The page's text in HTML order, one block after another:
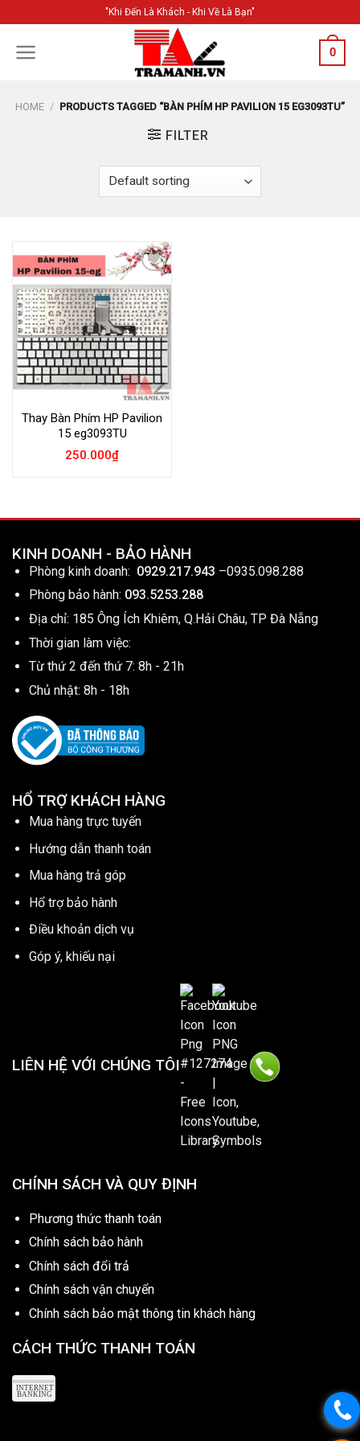
content
"Khi Đến Là Khách - Khi Về Là Bạn"
0
HOME / PRODUCTS TAGGED “BÀN PHÍM HP PAVILION 15 EG3093TU”
FILTER
Add to
Wishlist
Thay Bàn Phím HP Pavilion
15 eg3093TU
250.000₫
KINH DOANH - BẢO HÀNH
Phòng kinh doanh: 0929.217.943 –0935.098.288
Phòng bảo hành: 093.5253.288
Địa chỉ: 185 Ông Ích Khiêm, Q.Hải Châu, TP Đà Nẵng
Thời gian làm việc:
Từ thứ 2 đến thứ 7: 8h - 21h
Chủ nhật: 8h - 18h
HỔ TRỢ KHÁCH HÀNG
Mua hàng trực tuyến
Hướng dẫn thanh toán
Mua hàng trả góp
Hổ trợ bảo hành
Điều khoản dịch vụ
Góp ý, khiếu nại
LIÊN HỆ VỚI CHÚNG TÔI
CHÍNH SÁCH VÀ QUY ĐỊNH
Phương thức thanh toán
Chính sách bảo hành
Chính sách đổi trả
Chính sách vận chuyển
Chính sách bảo mật thông tin khách hàng
CÁCH THỨC THANH TOÁN